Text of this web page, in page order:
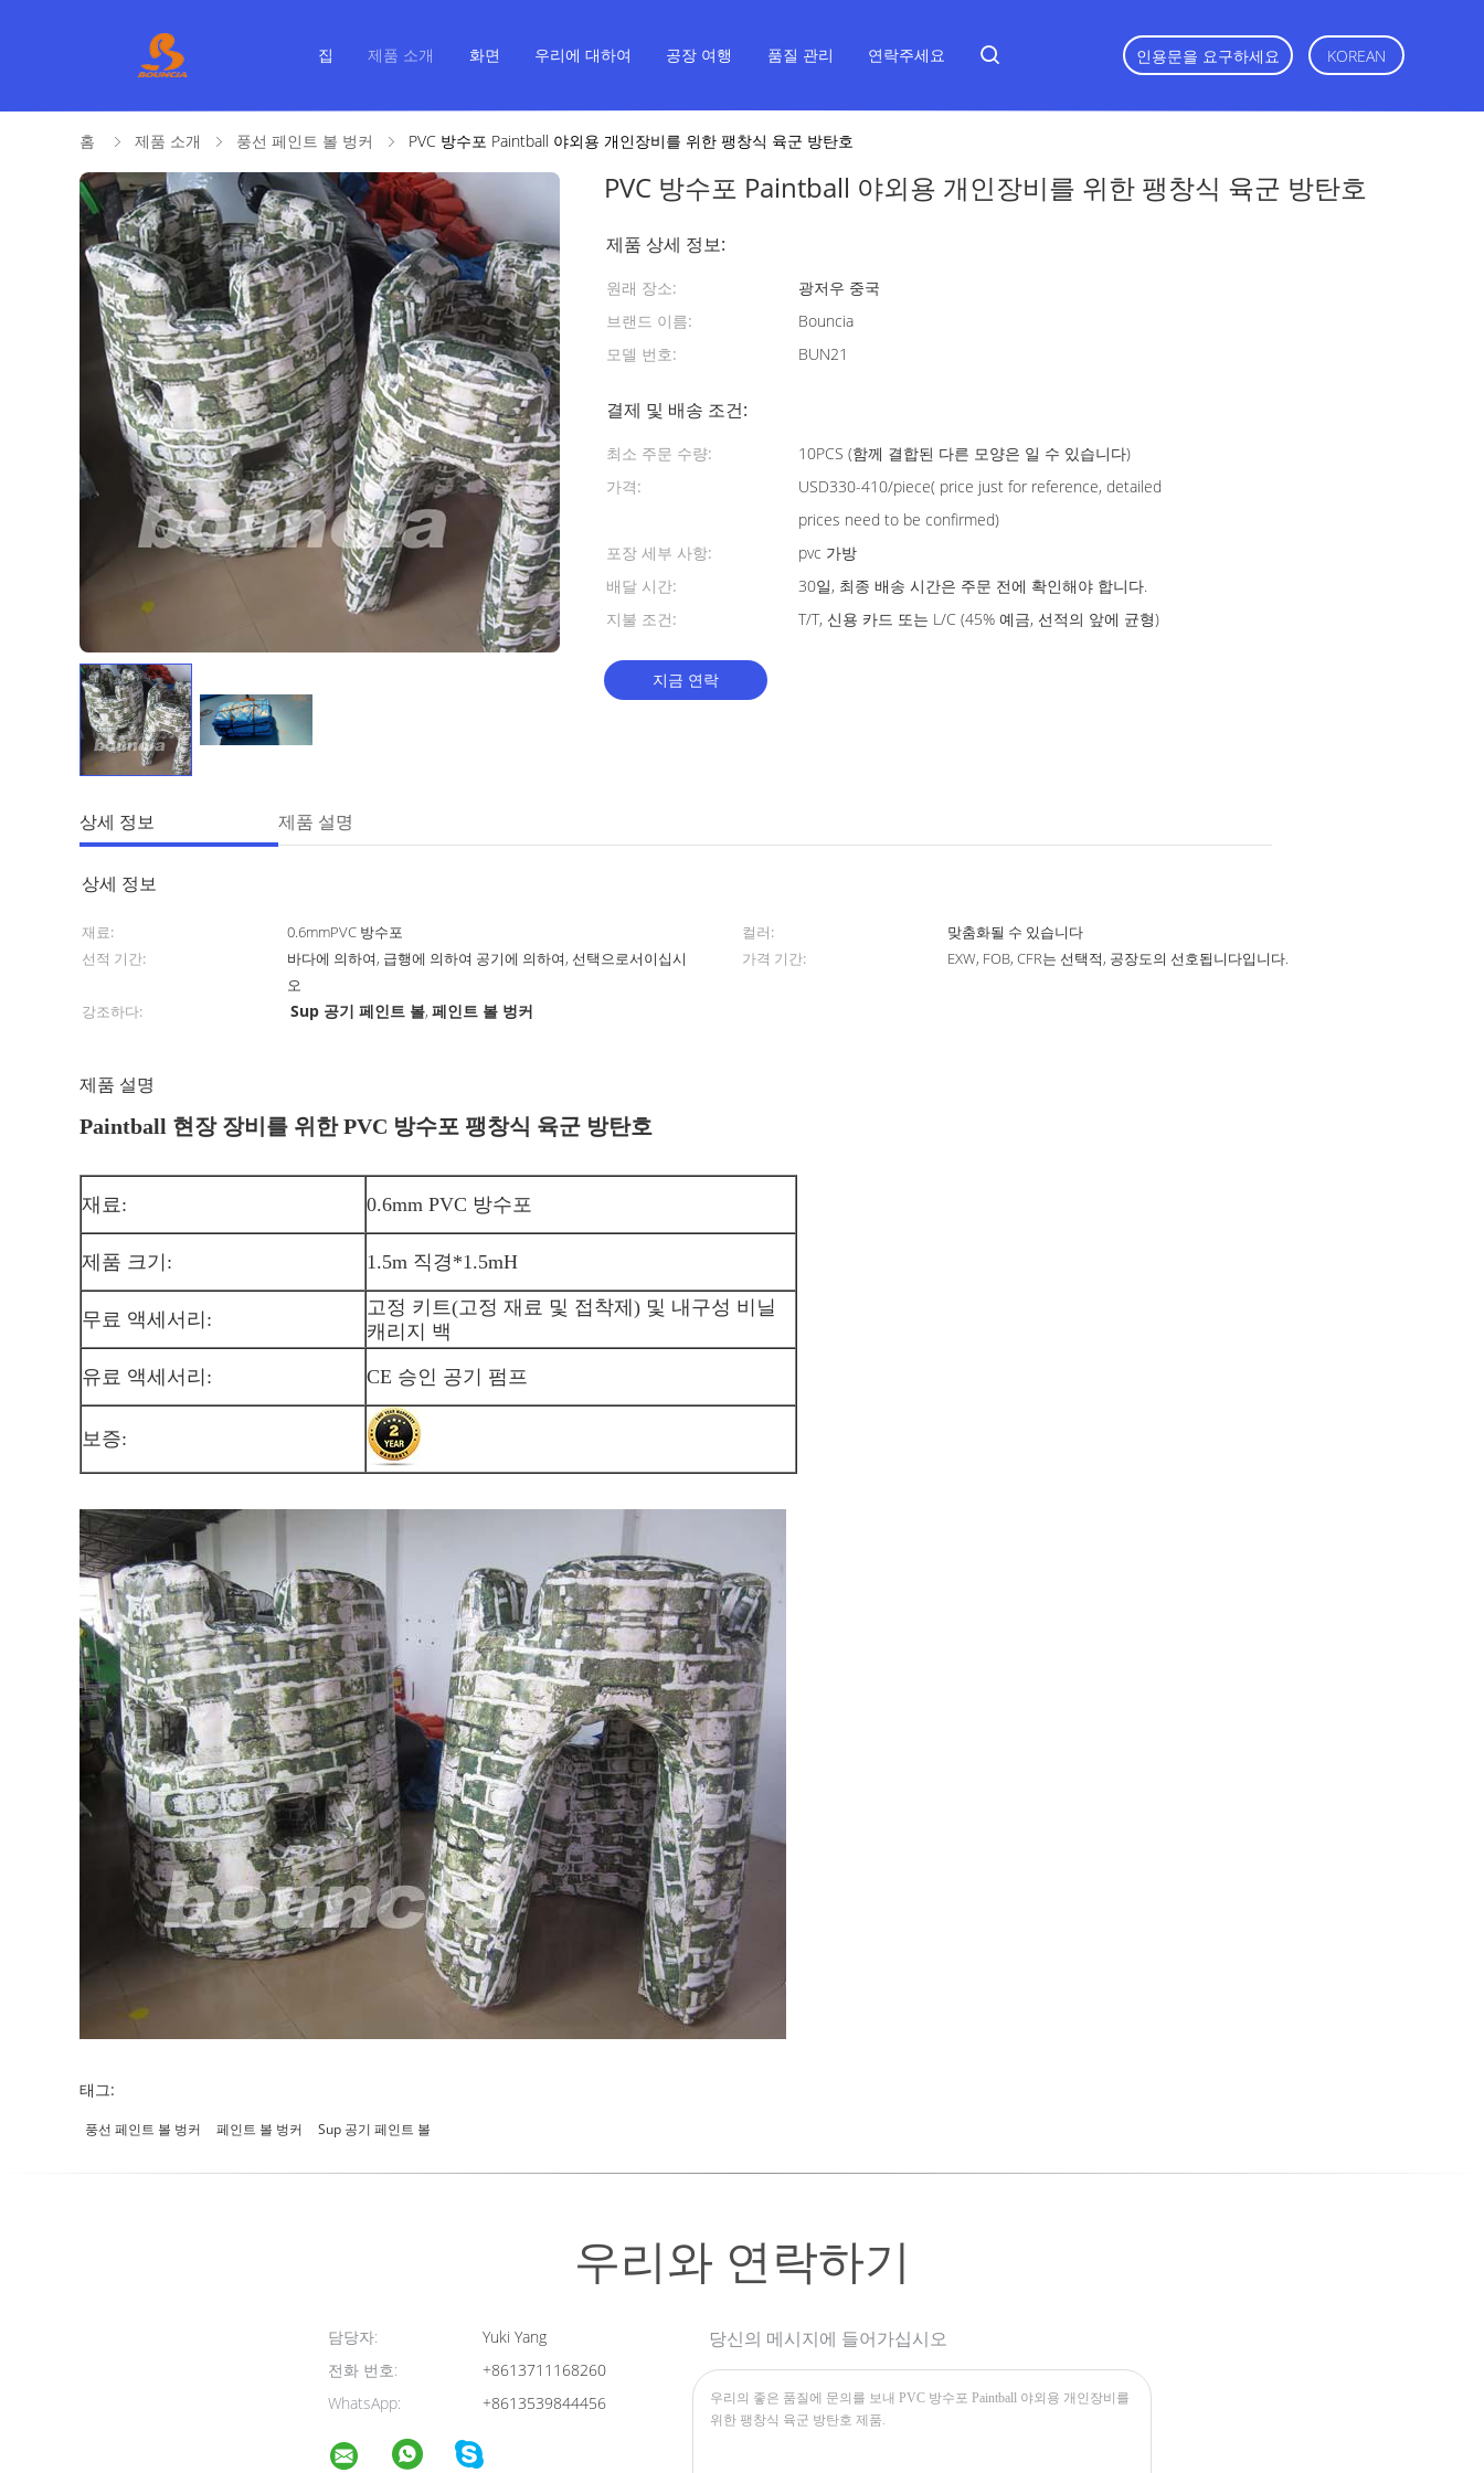
집 제품 소개 화면 우리에 대하여 공장 여행 품질 관리 연락주세요 인용문을 요구하세요 KOREAN
홈 제품 소개 풍선 페인트 볼 벙커 PVC 방수포 Paintball 야외용 개인장비를 위한 팽창식 육군 방탄호
PVC 방수포 Paintball 야외용 개인장비를 위한 팽창식 육군 방탄호
제품 상세 정보:
원래 장소:
광저우 중국
브랜드 이름:
Bouncia
모델 번호:
BUN21
결제 및 배송 조건:
최소 주문 수량:
10PCS (함께 결합된 다른 모양은 일 수 있습니다)
가격:
USD330-410/piece( price just for reference, detailed
prices need to be confirmed)
포장 세부 사항:
pvc 가방
배달 시간:
30일, 최종 배송 시간은 주문 전에 확인해야 합니다.
지불 조건:
T/T, 신용 카드 또는 L/C (45% 예금, 선적의 앞에 균형)
지금 연락
상세 정보 제품 설명
상세 정보
재료: 0.6mmPVC 방수포 컬러:
맞춤화될 수 있습니다
선적 기간:
바다에 의하여, 급행에 의하여 공기에 의하여, 선택으로서이십시
오
가격 기간: EXW, FOB, CFR는 선택적, 공장도의 선호됩니다입니다.
강조하다: Sup 공기 페인트 볼,페인트 볼 벙커
제품 설명
Paintball 현장 장비를 위한 PVC 방수포 팽창식 육군 방탄호
재료: 0.6mm PVC 방수포
제품 크기: 1.5m 직경*1.5mH
무료 액세서리:
고정 키트(고정 재료 및 접착제) 및 내구성 비닐
캐리지 백
유료 액세서리: CE 승인 공기 펌프
보증:
태그:
풍선 페인트 볼 벙커 페인트 볼 벙커 Sup 공기 페인트 볼
우리와 연락하기
담당자:
Yuki Yang
전화 번호:
+8613711168260
WhatsApp:
+8613539844456
당신의 메시지에 들어가십시오